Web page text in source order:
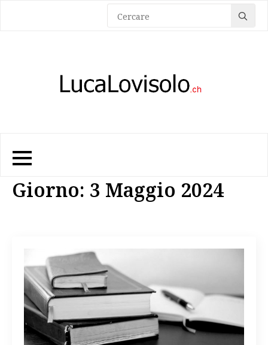
for:
Giorno: 3 Maggio 2024